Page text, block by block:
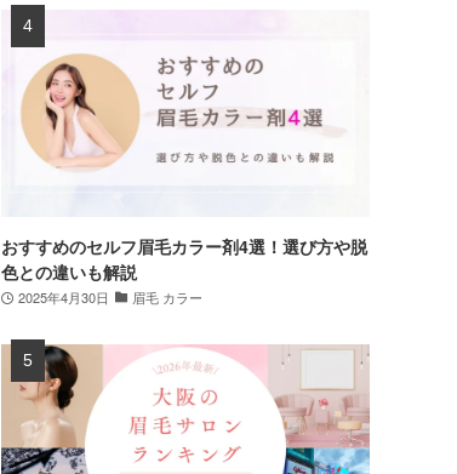
おすすめのセルフ眉毛カラー剤4選！選び方や脱
色との違いも解説
2025年4月30日 眉毛 カラー